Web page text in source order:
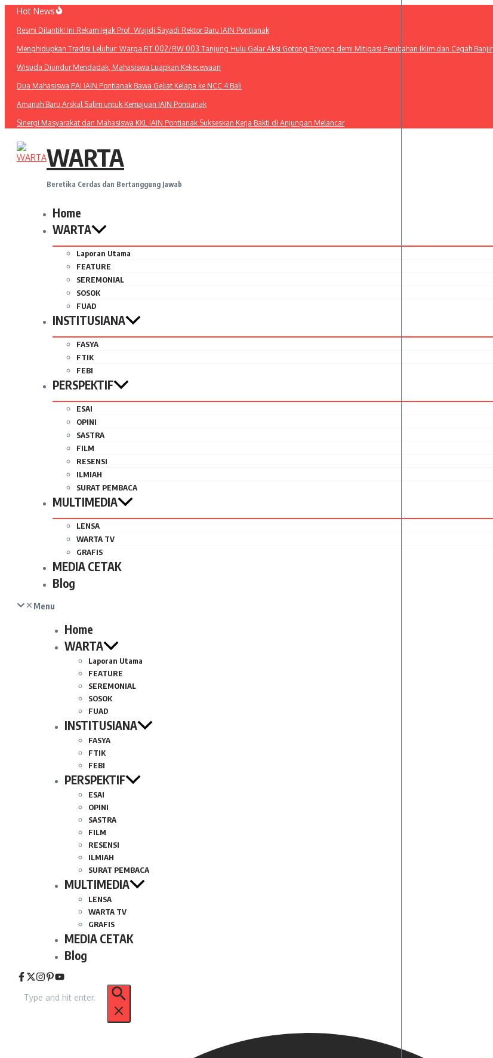
Lewati
konten
Hot News
Resmi Dilantik! Ini Rekam Jejak Prof. Wajidi Sayadi Rektor Baru IAIN Pontianak
Menghidupkan Tradisi Leluhur: Warga RT 002/RW 003 Tanjung Hulu Gelar Aksi Gotong Royong demi Mitigasi Perubahan Iklim dan Cegah Banjir
Wisuda Diundur Mendadak, Mahasiswa Luapkan Kekecewaan
Dua Mahasiswa PAI IAIN Pontianak Bawa Geliat Kelapa ke NCC 4 Bali
Amanah Baru Arskal Salim untuk Kemajuan IAIN Pontianak
Sinergi Masyarakat dan Mahasiswa KKL IAIN Pontianak Sukseskan Kerja Bakti di Anjungan Melancar
WARTA
Beretika Cerdas dan Bertanggung Jawab
Home
WARTA
Laporan Utama
FEATURE
SEREMONIAL
SOSOK
FUAD
INSTITUSIANA
FASYA
FTIK
FEBI
PERSPEKTIF
ESAI
OPINI
SASTRA
FILM
RESENSI
ILMIAH
SURAT PEMBACA
MULTIMEDIA
LENSA
WARTA TV
GRAFIS
MEDIA CETAK
Blog
Menu
Home
WARTA
Laporan Utama
FEATURE
SEREMONIAL
SOSOK
FUAD
INSTITUSIANA
FASYA
FTIK
FEBI
PERSPEKTIF
ESAI
OPINI
SASTRA
FILM
RESENSI
ILMIAH
SURAT PEMBACA
MULTIMEDIA
LENSA
WARTA TV
GRAFIS
MEDIA CETAK
Blog
untuk: